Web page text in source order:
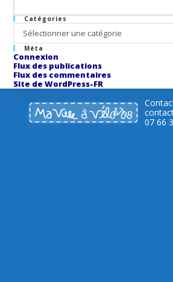
Catégories
Catégories
Sélectionner une catégorie
Méta
Connexion
Flux des publications
Flux des commentaires
Site de WordPress-FR
07 66